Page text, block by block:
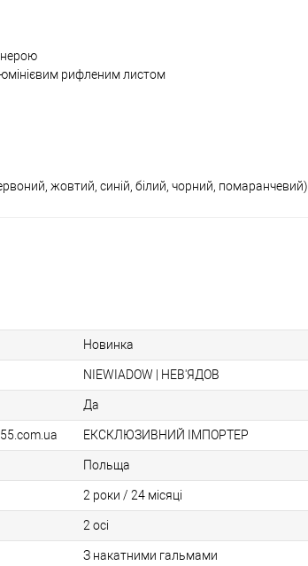
рифленим листом
жовтий, синій, білий, чорний, помаранчевий)
Новинка
NIEWIADOW | НЕВ'ЯДОВ
Да
ЕКСКЛЮЗИВНИЙ ІМПОРТЕР
Польща
2 роки / 24 місяці
2 осі
З накатними гальмами